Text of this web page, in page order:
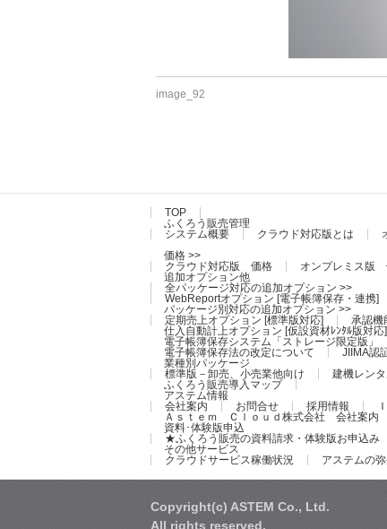
image_92
TOP
ふくろう販売管理
システム概要
クラウド対応版とは
価格 >>
クラウド対応版 価格
オンプレミス版
追加オプション他
全パッケージ対応の追加オプション >>
WebReportオプション [電子帳簿保存・連携]
パッケージ別対応の追加オプション >>
定期売上オプション [標準版対応]
承認機
仕入自動計上オプション [仮設資材ﾚﾝﾀﾙ版対応]
電子帳簿保存システム「ストレージ限定版」
電子帳簿保存法の改定について
JIIMA認
業種別パッケージ
標準版－卸売、小売業他向け
建機レン
ふくろう販売導入マップ
アステム情報
会社案内
お問合せ 採用情報
Ａｓｔｅｍ Ｃｌｏｕｄ株式会社 会社案内
資料･体験版申込
★ふくろう販売の資料請求・体験版お申込み
その他サービス
クラウドサービス稼働状況
アステムの
Copyright(c) ASTEM Co., Ltd.
All rights reserved.